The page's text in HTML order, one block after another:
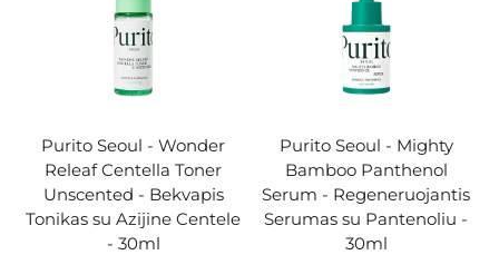
Purito Seoul - Wonder
Releaf Centella Toner
Unscented - Bekvapis
Tonikas su Azijine Centele
- 30ml
Purito Seoul - Mighty
Bamboo Panthenol
Serum - Regeneruojantis
Serumas su Pantenoliu -
30ml